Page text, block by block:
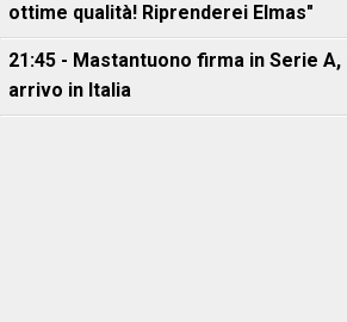
ottime qualità! Riprenderei Elmas"
21:45 - Mastantuono firma in Serie
arrivo in Italia